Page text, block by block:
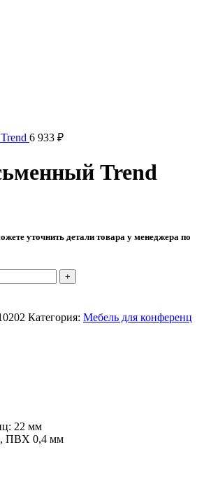
6 933 ₽
Trend
уточнить детали товара у менеджера по
Категория: Мебель для конференц
22 мм
ПВХ 0,4 мм